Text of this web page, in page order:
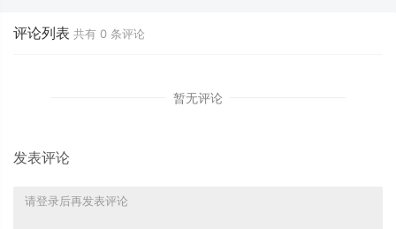
评论列表 共有 0 条评论
暂无评论
发表评论